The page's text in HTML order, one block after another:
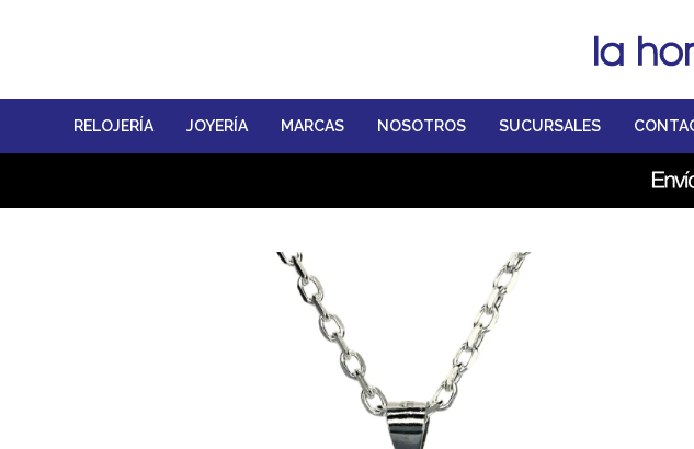
RELOJERÍA JOYERÍA MARCAS NOSOTROS SUCURSALES